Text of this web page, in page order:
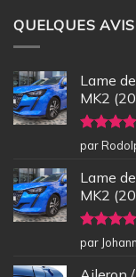
QUELQUES
Lame
MK2
Note5
5
par
Lame
MK2
Note5
5
par Johann